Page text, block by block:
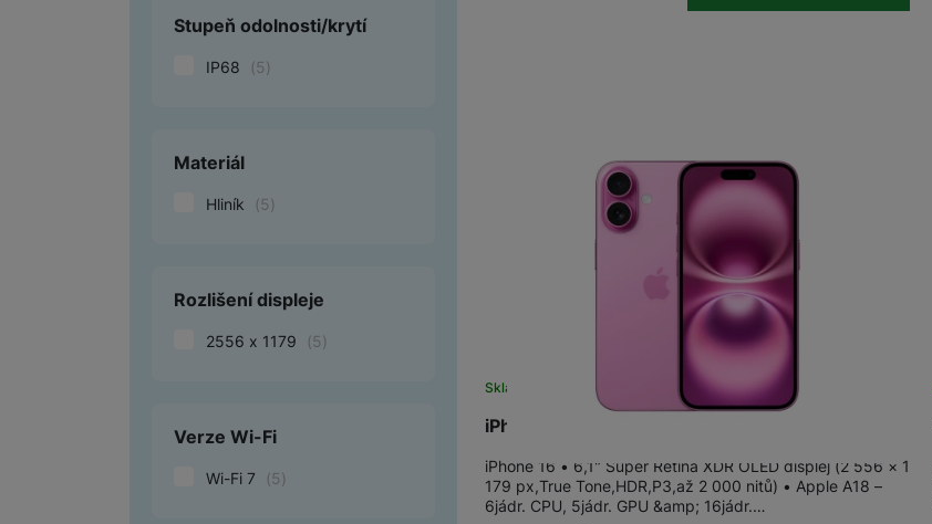
TCL
Stupeň odolnosti/krytí
IP68 (5)
Materiál
Hliník (5)
Rozlišení displeje
2556 x 1179 (5)
Verze Wi-Fi
Wi-Fi 7 (5)
iPhone 16 128GB Pink
Skladem na prodejně na 5 prodejnách
iPhone 16 • 6,1" Super Retina XDR OLED displej (2 556 × 1
179 px,True Tone,HDR,P3,až 2 000 nitů) • Apple A18 –
6jádr. CPU, 5jádr. GPU &amp; 16jádr.…